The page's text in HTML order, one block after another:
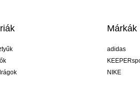
Márkák
adidas
NIKE